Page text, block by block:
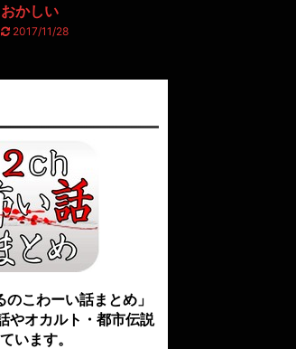
おかしい
2017/11/28
のこわーい話まとめ」
やオカルト・都市伝説
います。